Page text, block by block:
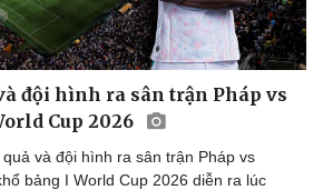
đội hình ra sân trận Pháp vs
Cup 2026
và đội hình ra sân trận Pháp vs
bảng I World Cup 2026 diễn ra lúc